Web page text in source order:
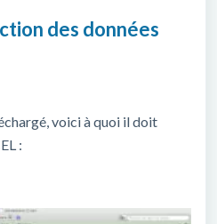
des données
voici à quoi il doit
: